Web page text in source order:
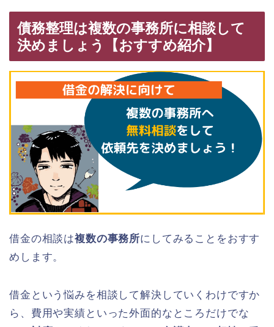
債務整理は複数の事務所に相談して
決めましょう【おすすめ紹介】
借金の相談は複数の事務所にしてみることをおすす
めします。
借金という悩みを相談して解決していくわけですか
ら、費用や実績といった外面的なところだけでな